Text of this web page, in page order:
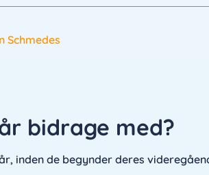
Schmedes
bidrage med?
inden de begynder deres